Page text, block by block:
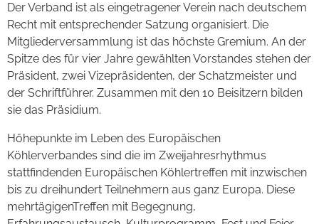
Der Verband ist als eingetragener Verein nach deutschem
Recht mit entsprechender Satzung organisiert. Die
Mitgliederversammlung ist das höchste Gremium. An der
Spitze des für vier Jahre gewählten Vorstandes stehen der
Präsident, zwei Vizepräsidenten, der Schatzmeister und
der Schriftführer. Zusammen mit den 10 Beisitzern bilden
sie das Präsidium.
Höhepunkte im Leben des Europäischen
Köhlerverbandes sind die im Zweijahresrhythmus
stattfindenden Europäischen Köhlertreffen mit inzwischen
bis zu dreihundert Teilnehmern aus ganz Europa. Diese
mehrtägigenTreffen mit Begegnung,